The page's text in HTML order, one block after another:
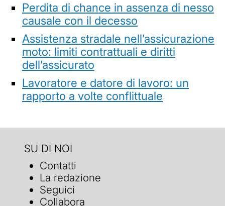
Perdita di chance in assenza di nesso
causale con il decesso
Assistenza stradale nell’assicurazione
moto: limiti contrattuali e diritti
dell’assicurato
Lavoratore e datore di lavoro: un
rapporto a volte conflittuale
SU DI NOI
Contatti
La redazione
Seguici
Collabora